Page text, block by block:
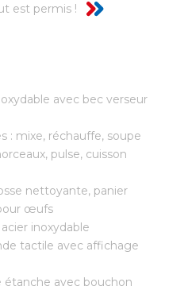
est permis !
avec bec verseur
: mixe, réchauffe, soupe
pulse, cuisson
nettoyante, panier
œufs
inoxydable
tactile avec affichage
étanche avec bouchon